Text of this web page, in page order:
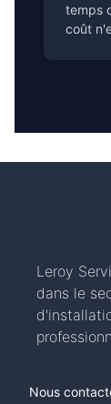
temps
coût
Leroy
dans le
Nous